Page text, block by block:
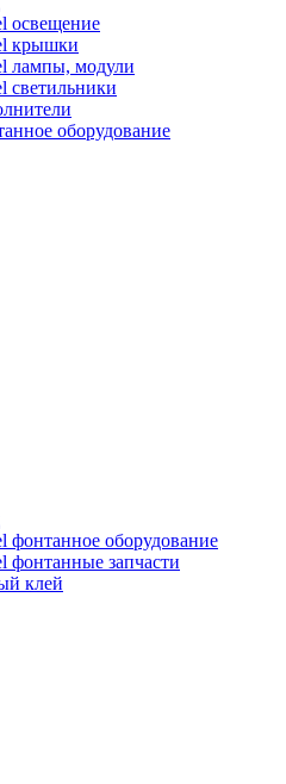
освещение
крышки
лампы, модули
светильники
оборудование
фонтанное оборудование
фонтанные запчасти
клей